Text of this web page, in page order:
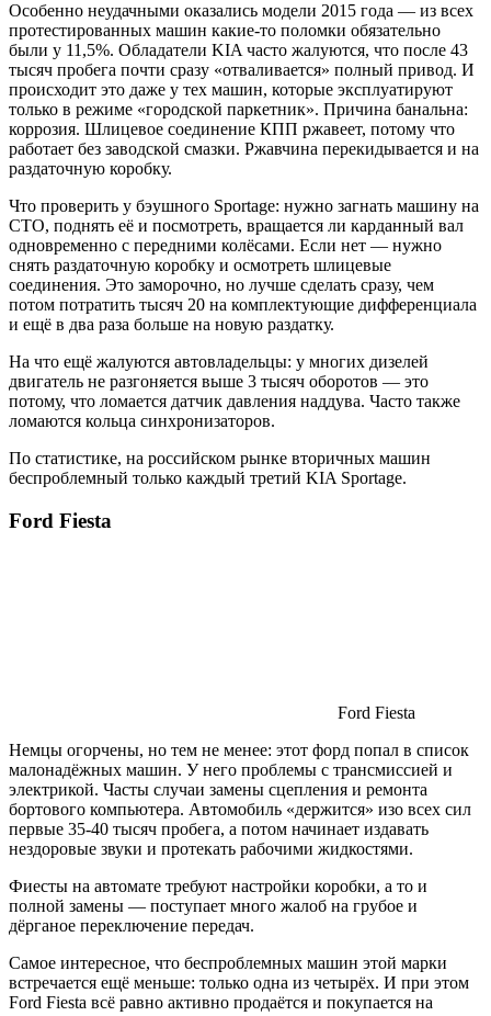
Особенно неудачными оказались модели 2015 года — из всех
протестированных машин какие-то поломки обязательно
были у 11,5%. Обладатели KIA часто жалуются, что после 43
тысяч пробега почти сразу «отваливается» полный привод. И
происходит это даже у тех машин, которые эксплуатируют
только в режиме «городской паркетник». Причина банальна:
коррозия. Шлицевое соединение КПП ржавеет, потому что
работает без заводской смазки. Ржавчина перекидывается и на
раздаточную коробку.
Что проверить у бэушного Sportage: нужно загнать машину на
СТО, поднять её и посмотреть, вращается ли карданный вал
одновременно с передними колёсами. Если нет — нужно
снять раздаточную коробку и осмотреть шлицевые
соединения. Это заморочно, но лучше сделать сразу, чем
потом потратить тысяч 20 на комплектующие дифференциала
и ещё в два раза больше на новую раздатку.
На что ещё жалуются автовладельцы: у многих дизелей
двигатель не разгоняется выше 3 тысяч оборотов — это
потому, что ломается датчик давления наддува. Часто также
ломаются кольца синхронизаторов.
По статистике, на российском рынке вторичных машин
беспроблемный только каждый третий KIA Sportage.
Ford Fiesta
Ford Fiesta
Немцы огорчены, но тем не менее: этот форд попал в список
малонадёжных машин. У него проблемы с трансмиссией и
электрикой. Часты случаи замены сцепления и ремонта
бортового компьютера. Автомобиль «держится» изо всех сил
первые 35-40 тысяч пробега, а потом начинает издавать
нездоровые звуки и протекать рабочими жидкостями.
Фиесты на автомате требуют настройки коробки, а то и
полной замены — поступает много жалоб на грубое и
дёрганое переключение передач.
Самое интересное, что беспроблемных машин этой марки
встречается ещё меньше: только одна из четырёх. И при этом
Ford Fiesta всё равно активно продаётся и покупается на